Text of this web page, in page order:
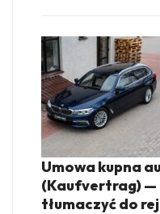
Umowa kupna
(Kaufvertrag) —
tłumaczyć do